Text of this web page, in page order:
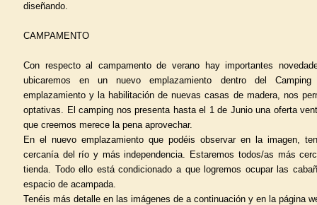
diseñando.
CAMPAMENTO
Con respecto al campamento de verano hay importantes
ubicaremos en un nuevo emplazamiento dentro del Camping
emplazamiento y la habilitación de nuevas casas de madera, nos
optativas. El camping nos presenta hasta el 1 de Junio una oferta
que creemos merece la pena aprovechar.
En el nuevo emplazamiento que podéis observar en la imagen,
cercanía del río y más independencia. Estaremos todos/as más
tienda. Todo ello está condicionado a que logremos ocupar las
espacio de acampada.
Tenéis más detalle en las imágenes de a continuación y en la página